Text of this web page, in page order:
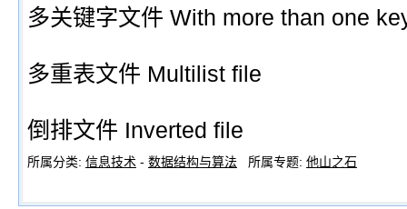
多关键字文件 With more than one
多重表文件 Multilist file
倒排文件 Inverted file
所属分类: 信息技术 - 数据结构与算法 所属专题: 他山之石